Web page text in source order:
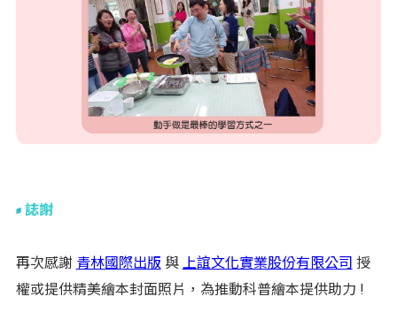
誌謝
再次感謝 青林國際出版與 上誼文化實業股份有限公司 授
權或提供精美繪本封面照片，為推動科普繪本提供助力 !